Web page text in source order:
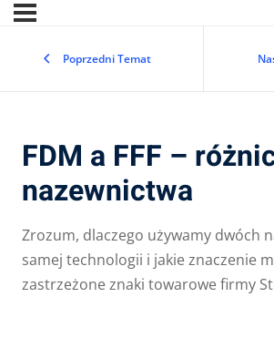
Poprzedni Temat
FDM a FFF –
nazewnictwa
Zrozum, dlaczego używamy dwóch
samej technologii i jakie znaczenie
zastrzeżone znaki towarowe firmy